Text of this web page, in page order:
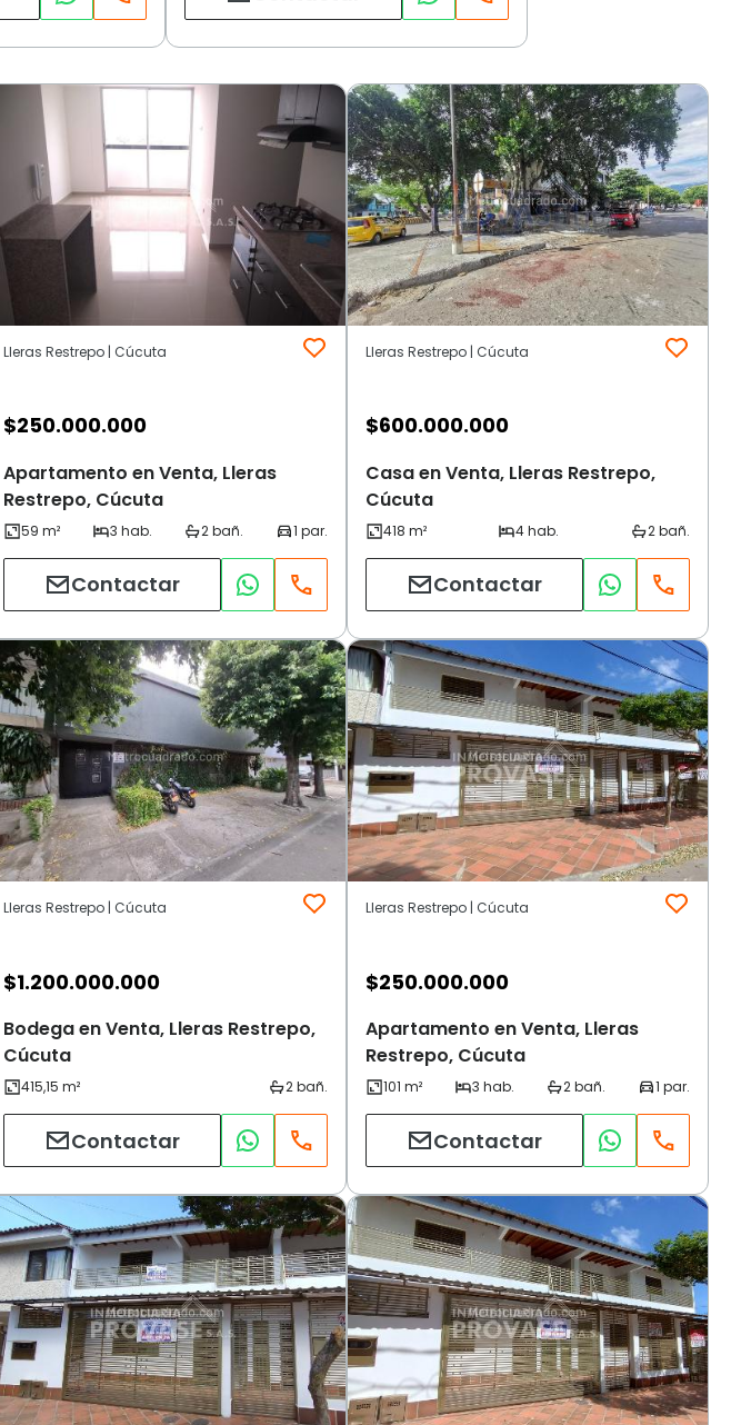
Lleras Restrepo | Cúcuta
$250.000.000
Apartamento en Venta, Lleras
Restrepo, Cúcuta
Contactar
Lleras Restrepo | Cúcuta
$600.000.000
Casa en Venta, Lleras Restrepo,
Cúcuta
Contactar
Lleras Restrepo | Cúcuta
$1.200.000.000
Bodega en Venta, Lleras Restrepo,
Cúcuta
Contactar
Lleras Restrepo | Cúcuta
$250.000.000
Apartamento en Venta, Lleras
Restrepo, Cúcuta
Contactar